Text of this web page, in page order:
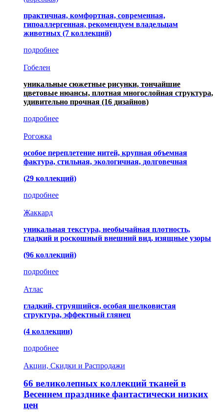
практичная, комфортная, современная,
гипоаллергенная, рекомендуем владельцам
животных (7 коллекций)
подробнее
Гобелен
уникальные сюжетные рисунки, тончайшие
цветовые нюансы, плотная многослойная структура,
удивительно прочная (16 дизайнов)
подробнее
Рогожка
особое переплетение нитей, крупная объемная
фактура, стильная, экологичная, долговечная
(29 коллекций)
подробнее
Жаккард
уникальная текстура, необычайная плотность,
гладкий и роскошный внешний вид, изящные узоры
(96 коллекций)
подробнее
Атлас
гладкий, струящийся, особая шелковистая
структура, эффектный глянец
(4 коллекции)
подробнее
Акции, Скидки и Распродажи
66 великолепных коллекций тканей в
Весеннем празднике фантастически низких
цен